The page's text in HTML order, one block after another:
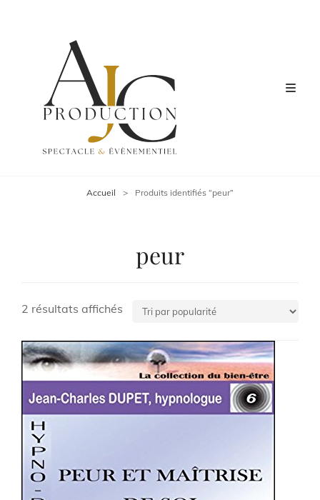
Accueil > Produits identifiés “peur”
peur
2 résultats affichés
popularité